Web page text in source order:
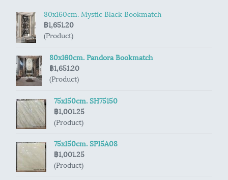
80x160cm. Mystic Black Bookmatch
฿1,651.20
(Product)
80x160cm. Pandora Bookmatch
฿1,651.20
(Product)
75x150cm. SH75150
฿1,001.25
(Product)
75x150cm. SP15A08
฿1,001.25
(Product)